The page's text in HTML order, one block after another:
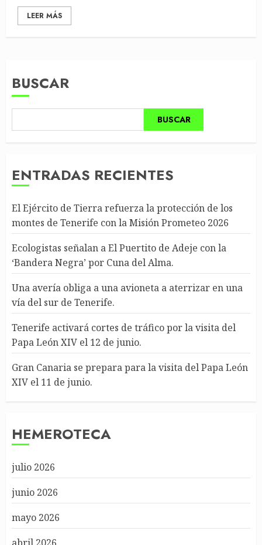
LEER MÁS
BUSCAR
BUSCAR
ENTRADAS RECIENTES
El Ejército de Tierra refuerza la protección de los
montes de Tenerife con la Misión Prometeo 2026
Ecologistas señalan a El Puertito de Adeje con la
‘Bandera Negra’ por Cuna del Alma.
Una avería obliga a una avioneta a aterrizar en una
vía del sur de Tenerife.
Tenerife activará cortes de tráfico por la visita del
Papa León XIV el 12 de junio.
Gran Canaria se prepara para la visita del Papa León
XIV el 11 de junio.
HEMEROTECA
julio 2026
junio 2026
mayo 2026